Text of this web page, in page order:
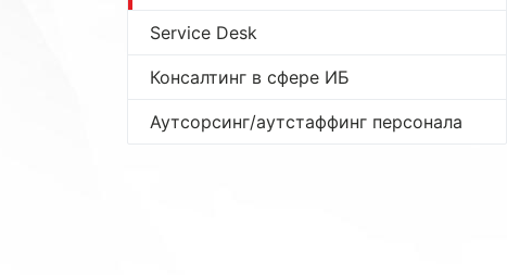
Service Desk
Консалтинг в сфере ИБ
Аутсорсинг/аутстаффинг персонала